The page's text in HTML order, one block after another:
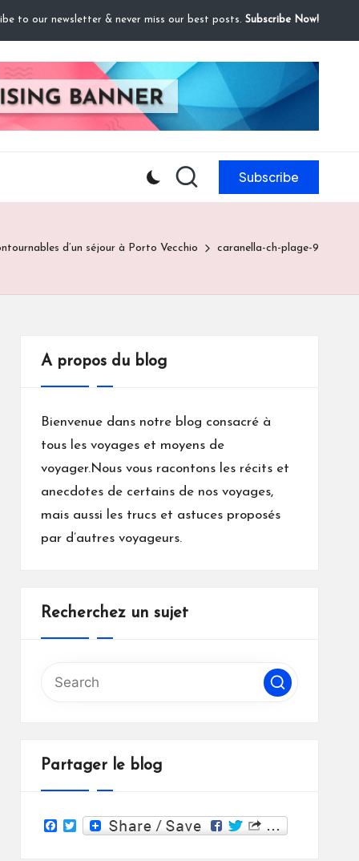
to our newsletter & never miss our best posts. Subscribe Now!
Subscribe
d’un séjour à Porto Vecchio caranella-ch-plage-9
A propos du blog
Bienvenue dans notre blog consacré à
tous les voyages et moyens de
voyager.Nous vous racontons les récits et
anecdotes de certains de nos voyages,
mais aussi les trucs et astuces proposés
par d’autres voyageurs.
Recherchez un sujet
Partager le blog
w